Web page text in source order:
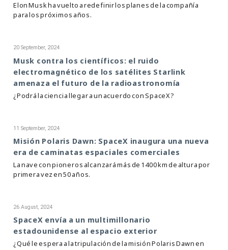
Elon Musk ha vuelto a redefinir los planes de la compañía
para los próximos años.
20 September, 2024
Musk contra los científicos: el ruido
electromagnético de los satélites Starlink
amenaza el futuro de la radioastronomía
¿Podrá la ciencia llegar a un acuerdo con SpaceX?
11 September, 2024
Misión Polaris Dawn: SpaceX inaugura una nueva
era de caminatas espaciales comerciales
La nave con pioneros alcanzará más de 1400 km de altura por
primera vez en 50 años.
26 August, 2024
SpaceX envía a un multimillonario
estadounidense al espacio exterior
¿Qué le espera a la tripulación de la misión Polaris Dawn en